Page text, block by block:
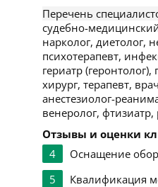
Перечень
судебно-
нарколог, диетолог,
психотерапевт,
гериатр
хирург, терапевт,
анестезиолог-
венеролог, фтизиатр,
Отзывы и оценки
4
Оснащение
5
Квалификация